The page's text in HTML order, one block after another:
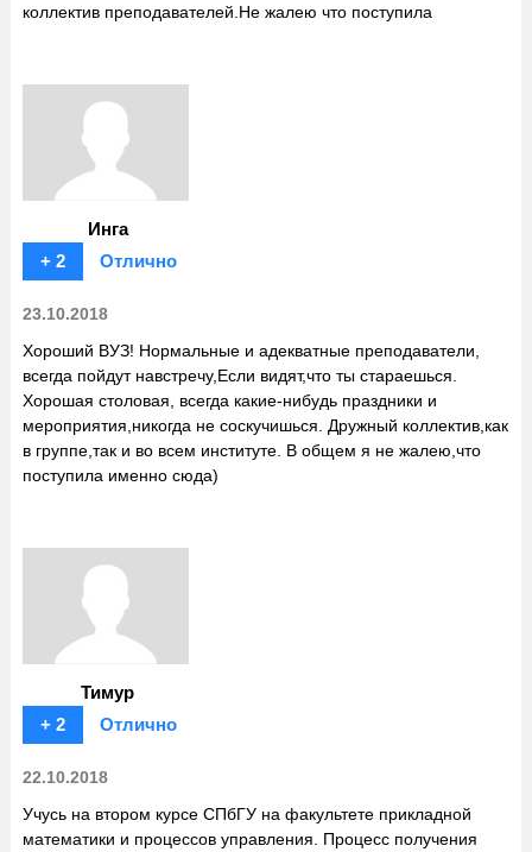
коллектив преподавателей.Не жалею что поступила
Инга
+ 2
Отлично
23.10.2018
Хороший ВУЗ! Нормальные и адекватные преподаватели,
всегда пойдут навстречу,Если видят,что ты стараешься.
Хорошая столовая, всегда какие-нибудь праздники и
мероприятия,никогда не соскучишься. Дружный коллектив,как
в группе,так и во всем институте. В общем я не жалею,что
поступила именно сюда)
Тимур
+ 2
Отлично
22.10.2018
Учусь на втором курсе СПбГУ на факультете прикладной
математики и процессов управления. Процесс получения